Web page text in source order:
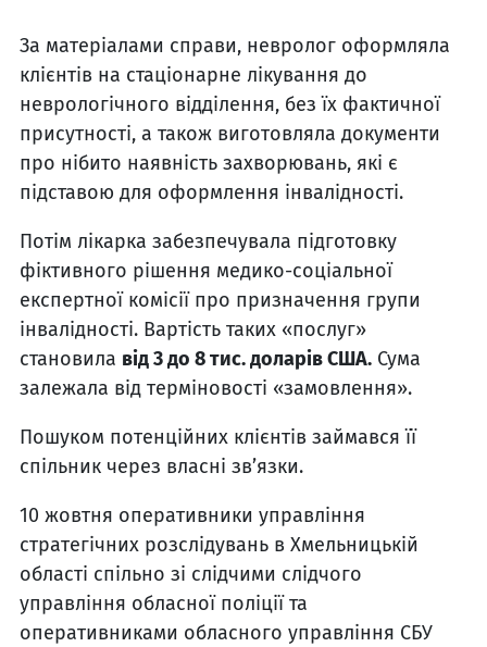
За матеріалами справи, невролог оформляла
клієнтів на стаціонарне лікування до
неврологічного відділення, без їх фактичної
присутності, а також виготовляла документи
про нібито наявність захворювань, які є
підставою для оформлення інвалідності.
Потім лікарка забезпечувала підготовку
фіктивного рішення медико-соціальної
експертної комісії про призначення групи
інвалідності. Вартість таких «послуг»
становила від 3 до 8 тис. доларів США. Сума
залежала від терміновості «замовлення».
Пошуком потенційних клієнтів займався її
спільник через власні зв’язки.
10 жовтня оперативники управління
стратегічних розслідувань в Хмельницькій
області спільно зі слідчими слідчого
управління обласної поліції та
оперативниками обласного управління СБУ